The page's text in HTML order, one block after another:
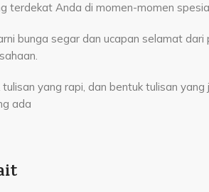
terdekat Anda di momen-momen
bunga segar dan ucapan selamat
yang rapi, dan bentuk tulisan
ada